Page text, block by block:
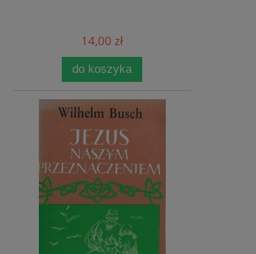
14,00 zł
do koszyka